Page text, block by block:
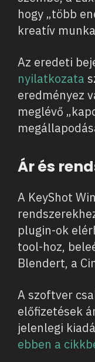
hogy „több
kreatív
Az eredeti
nyilatkozata
eredményez
meglévő
Ár és
A KeyShot
plugin-ok
tool-hoz,
Blendert, a
A szoftver
előfizetések
jelenlegi
ebben a